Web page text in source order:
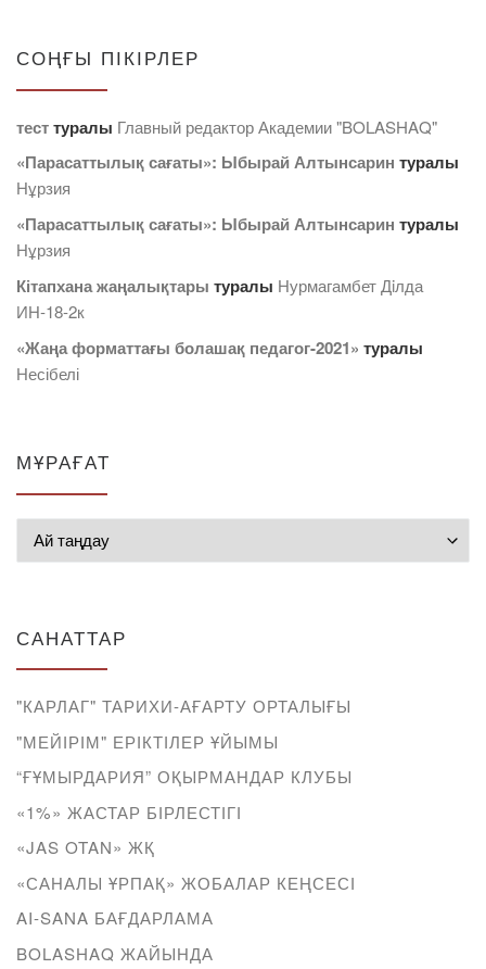
СОҢҒЫ ПІКІРЛЕР
тесттуралы Главный редактор Академии "BOLASHAQ"
«Парасаттылық сағаты»: Ыбырай Алтынсарин туралы
Нұрзия
«Парасаттылық сағаты»: Ыбырай Алтынсарин туралы
Нұрзия
Кітапхана жаңалықтары туралы Нурмагамбет Дiлда
ИН-18-2к
«Жаңа форматтағы болашақ педагог-2021» туралы
Несібелі
МҰРАҒАТ
САНАТТАР
"КАРЛАГ" ТАРИХИ-АҒАРТУ ОРТАЛЫҒЫ
"МЕЙІРІМ" ЕРІКТІЛЕР ҰЙЫМЫ
“ҒҰМЫРДАРИЯ” ОҚЫРМАНДАР КЛУБЫ
«1%» ЖАСТАР БІРЛЕСТІГІ
«JAS OTAN» ЖҚ
«САНАЛЫ ҰРПАҚ» ЖОБАЛАР КЕҢСЕСІ
AI-SANA БАҒДАРЛАМА
BOLASHAQ ЖАЙЫНДА